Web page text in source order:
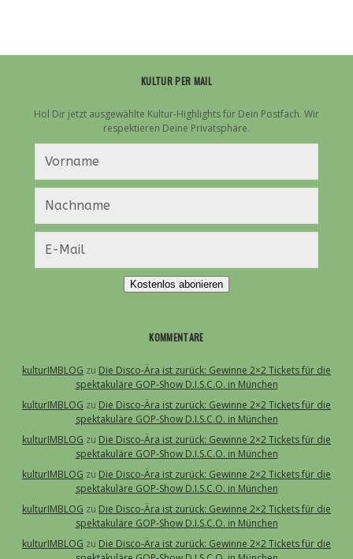
KULTUR PER MAIL
Hol Dir jetzt ausgewählte Kultur-Highlights für Dein Postfach. Wir
respektieren Deine Privatsphäre.
Kostenlos abonieren
KOMMENTARE
kulturIMBLOG zu Die Disco-Ära ist zurück: Gewinne 2×2 Tickets für die
spektakuläre GOP-Show D.I.S.C.O. in München
kulturIMBLOG zu Die Disco-Ära ist zurück: Gewinne 2×2 Tickets für die
spektakuläre GOP-Show D.I.S.C.O. in München
kulturIMBLOG zu Die Disco-Ära ist zurück: Gewinne 2×2 Tickets für die
spektakuläre GOP-Show D.I.S.C.O. in München
kulturIMBLOG zu Die Disco-Ära ist zurück: Gewinne 2×2 Tickets für die
spektakuläre GOP-Show D.I.S.C.O. in München
kulturIMBLOG zu Die Disco-Ära ist zurück: Gewinne 2×2 Tickets für die
spektakuläre GOP-Show D.I.S.C.O. in München
kulturIMBLOG zu Die Disco-Ära ist zurück: Gewinne 2×2 Tickets für die